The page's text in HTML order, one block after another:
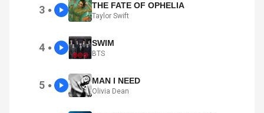
3 ● THE FATE OF OPHELIA
Taylor Swift
4 ● SWIM
BTS
5 ● MAN I NEED
Olivia Dean